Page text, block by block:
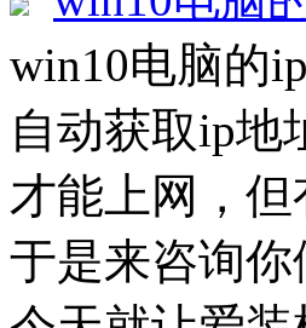
win10电脑的
自动获取ip地
才能上网，
于是来咨询